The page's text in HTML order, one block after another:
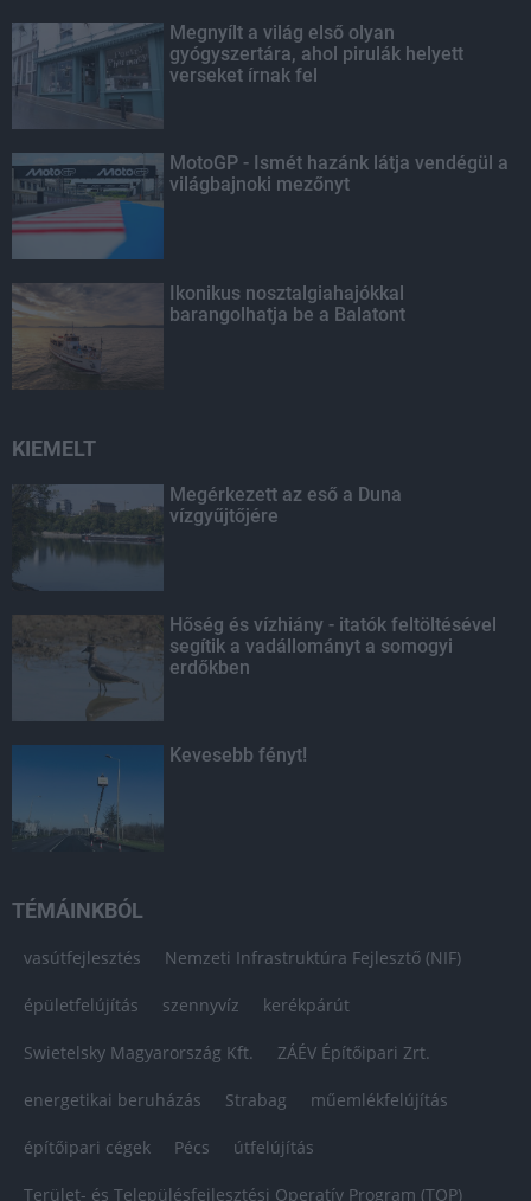
Megnyílt a világ első olyan
gyógyszertára, ahol pirulák helyett
verseket írnak fel
MotoGP - Ismét hazánk látja vendégül a
világbajnoki mezőnyt
Ikonikus nosztalgiahajókkal
barangolhatja be a Balatont
KIEMELT
Megérkezett az eső a Duna
vízgyűjtőjére
Hőség és vízhiány - itatók feltöltésével
segítik a vadállományt a somogyi
erdőkben
Kevesebb fényt!
TÉMÁINKBÓL
vasútfejlesztés Nemzeti Infrastruktúra Fejlesztő (NIF)
épületfelújítás szennyvíz kerékpárút
Swietelsky Magyarország Kft. ZÁÉV Építőipari Zrt.
energetikai beruházás Strabag műemlékfelújítás
építőipari cégek Pécs útfelújítás
Terület- és Településfejlesztési Operatív Program (TOP)